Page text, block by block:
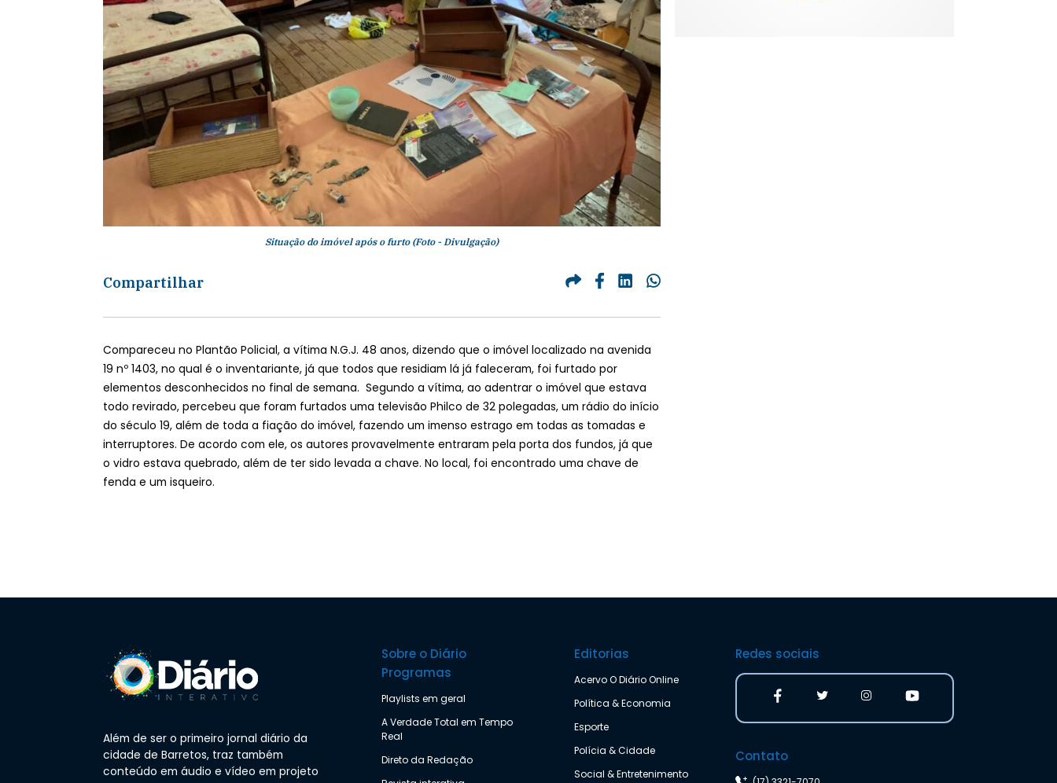
Situação do imóvel após o furto (Foto - Divulgação)
Compartilhar
Compareceu no Plantão Policial, a vítima N.G.J. 48 anos, dizendo que o imóvel localizado na avenida
19 nº 1403, no qual é o inventariante, já que todos que residiam lá já faleceram, foi furtado por
elementos desconhecidos no final de semana. Segundo a vítima, ao adentrar o imóvel que estava
todo revirado, percebeu que foram furtados uma televisão Philco de 32 polegadas, um rádio do início
do século 19, além de toda a fiação do imóvel, fazendo um imenso estrago em todas as tomadas e
interruptores. De acordo com ele, os autores provavelmente entraram pela porta dos fundos, já que
o vidro estava quebrado, além de ter sido levada a chave. No local, foi encontrado uma chave de
fenda e um isqueiro.
Além de ser o primeiro jornal diário da
cidade de Barretos, traz também
conteúdo em áudio e vídeo em projeto
Sobre o Diário
Programas
Playlists em geral
A Verdade Total em Tempo
Real
Direto da Redação
Editorias
Acervo O Diário Online
Política & Economia
Esporte
Polícia & Cidade
Social & Entretenimento
Redes sociais
Contato